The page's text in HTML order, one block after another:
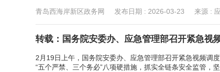
青岛西海岸新区政务网 发布日期 : 2026-03-23 来源 :
转载：国务院安委办、应急管理部召开紧急视
2月19日上午，国务院安委办、应急管理部召开紧急视频调
“五个严禁、三个务必”八项硬措施，抓实全链条安全监管，